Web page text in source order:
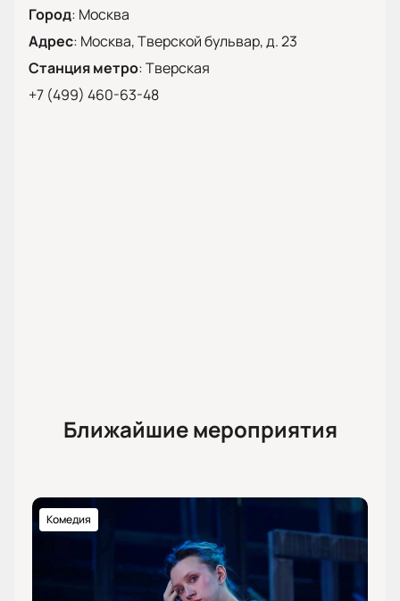
Виктория Серикова, Ян Сибряев, Руслан Чагиров,
Сергей Кудряшов, Николай Рысев, Владимир
Зиберев, Александр Анисимов
Город: Москва
Адрес: Москва, Тверской бульвар, д. 23
Станция метро:Тверская
+7 (499) 460-63-48
Ближайшие мероприятия
Комедия